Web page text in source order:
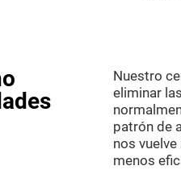
Nuestro
eliminar
patrón de
nos
menos